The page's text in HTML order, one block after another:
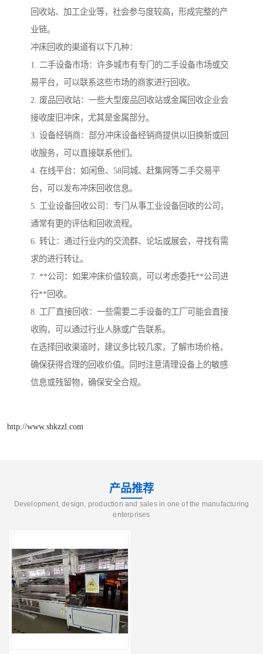
回收站、加工企业等，社会参与度较高，形成完整的产
业链。
冲床回收的渠道有以下几种：
1. 二手设备市场：许多城市有专门的二手设备市场或交
易平台，可以联系这些市场的商家进行回收。
2. 废品回收站：一些大型废品回收站或金属回收企业会
接收废旧冲床，尤其是金属部分。
3. 设备经销商：部分冲床设备经销商提供以旧换新或回
收服务，可以直接联系他们。
4. 在线平台：如闲鱼、58同城、赶集网等二手交易平
台，可以发布冲床回收信息。
5. 工业设备回收公司：专门从事工业设备回收的公司，
通常有更的评估和回收流程。
6. 转让：通过行业内的交流群、论坛或展会，寻找有需
求的进行转让。
7. **公司：如果冲床价值较高，可以考虑委托**公司进
行**回收。
8. 工厂直接回收：一些需要二手设备的工厂可能会直接
收购，可以通过行业人脉或广告联系。
在选择回收渠道时，建议多比较几家，了解市场价格，
确保获得合理的回收价值。同时注意清理设备上的敏感
信息或残留物，确保安全合规。
http://www.shkzzl.com
产品推荐
Development, design, production and sales in one of the manufacturing
enterprises